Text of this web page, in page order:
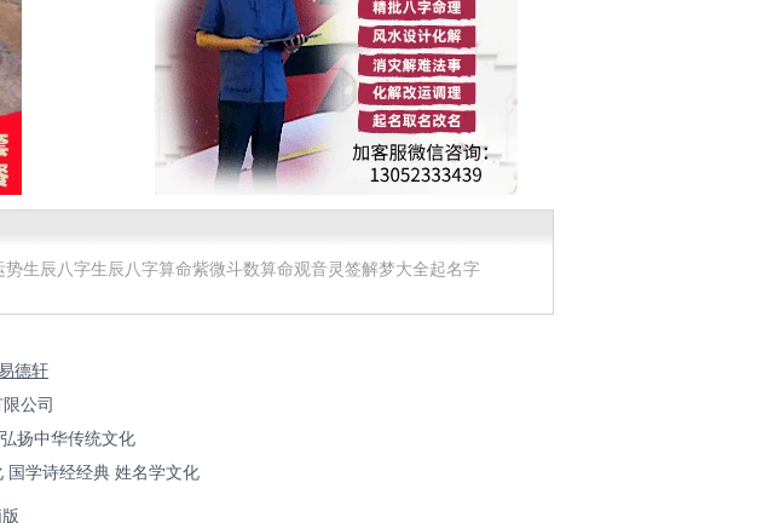
势生辰八字生辰八字算命紫微斗数算命观音灵签解梦大全起名字
德轩
公司
扬中华传统文化
学诗经经典 姓名学文化